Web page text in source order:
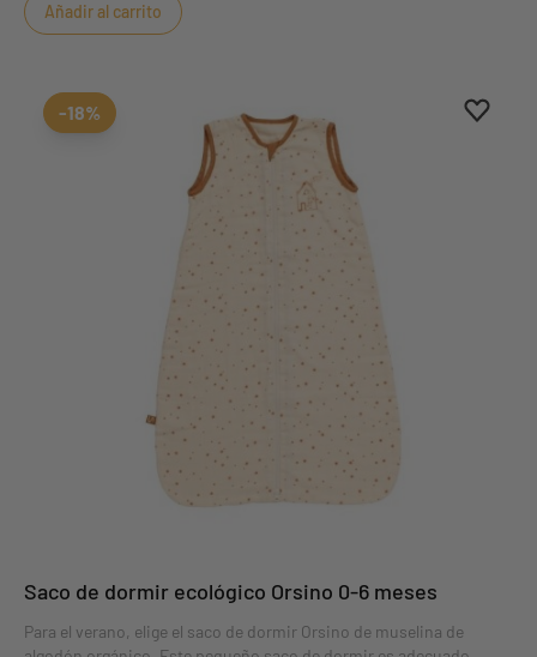
Añadir al carrito
borrar
-18%
Saco de dormir ecológico Orsino 0-6 meses
Para el verano, elige el saco de dormir Orsino de muselina de